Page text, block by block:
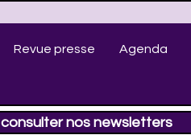
Revue presse Agenda
consulter nos newsletters